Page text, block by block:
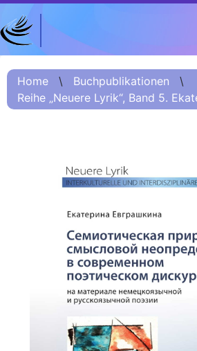
Home
Projekt
О проекте (Beschreibung
Russisch)
项目简介 (Beschreibung
Team
Fellows
Veranstaltungsarchiv
Publikationen
DFG-KOLLEG-
FOR 2603 2017
Home \ Buchpublikationen
\
Reihe „Neuere Lyrik“, Band 5.